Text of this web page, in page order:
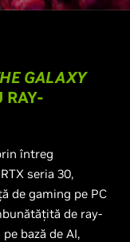
GALAXY
RAY-
întreg
seria 30,
de gaming pe PC
de ray-
bază de AI,